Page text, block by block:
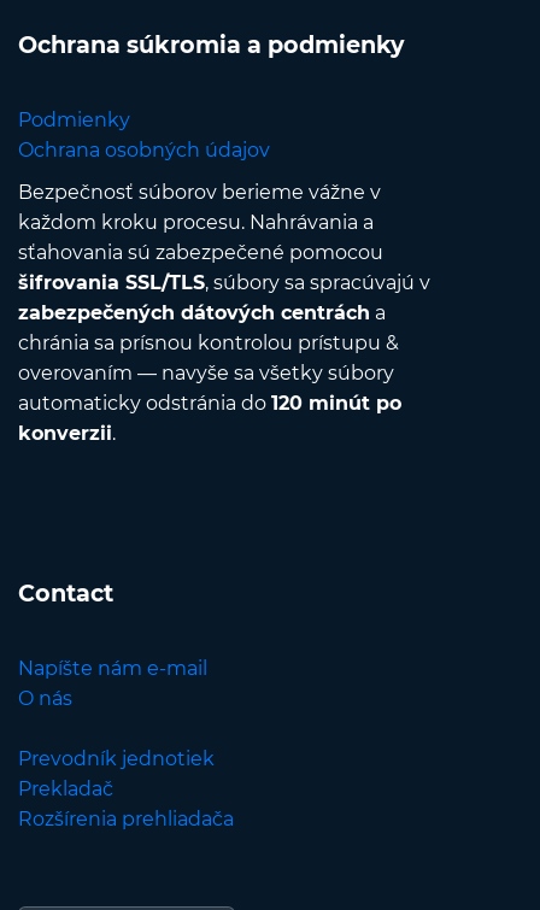
Ochrana súkromia a podmienky
Podmienky
Ochrana osobných údajov
Bezpečnosť súborov berieme vážne v
každom kroku procesu. Nahrávania a
sťahovania sú zabezpečené pomocou
šifrovania SSL/TLS, súbory sa spracúvajú v
zabezpečených dátových centrách a
chránia sa prísnou kontrolou prístupu &
overovaním — navyše sa všetky súbory
automaticky odstránia do 120 minút po
konverzii.
Contact
Napíšte nám e-mail
O nás
Prevodník jednotiek
Prekladač
Rozšírenia prehliadača